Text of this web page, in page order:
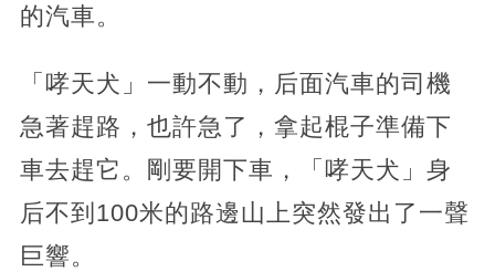
的汽車。
「哮天犬」一動不動，后面汽車的司機
急著趕路，也許急了，拿起棍子準備下
車去趕它。剛要開下車，「哮天犬」身
后不到100米的路邊山上突然發出了一聲
巨響。